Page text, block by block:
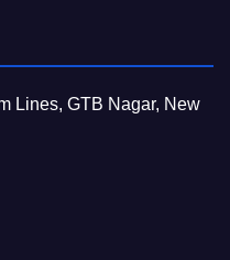
Lines, GTB Nagar, New